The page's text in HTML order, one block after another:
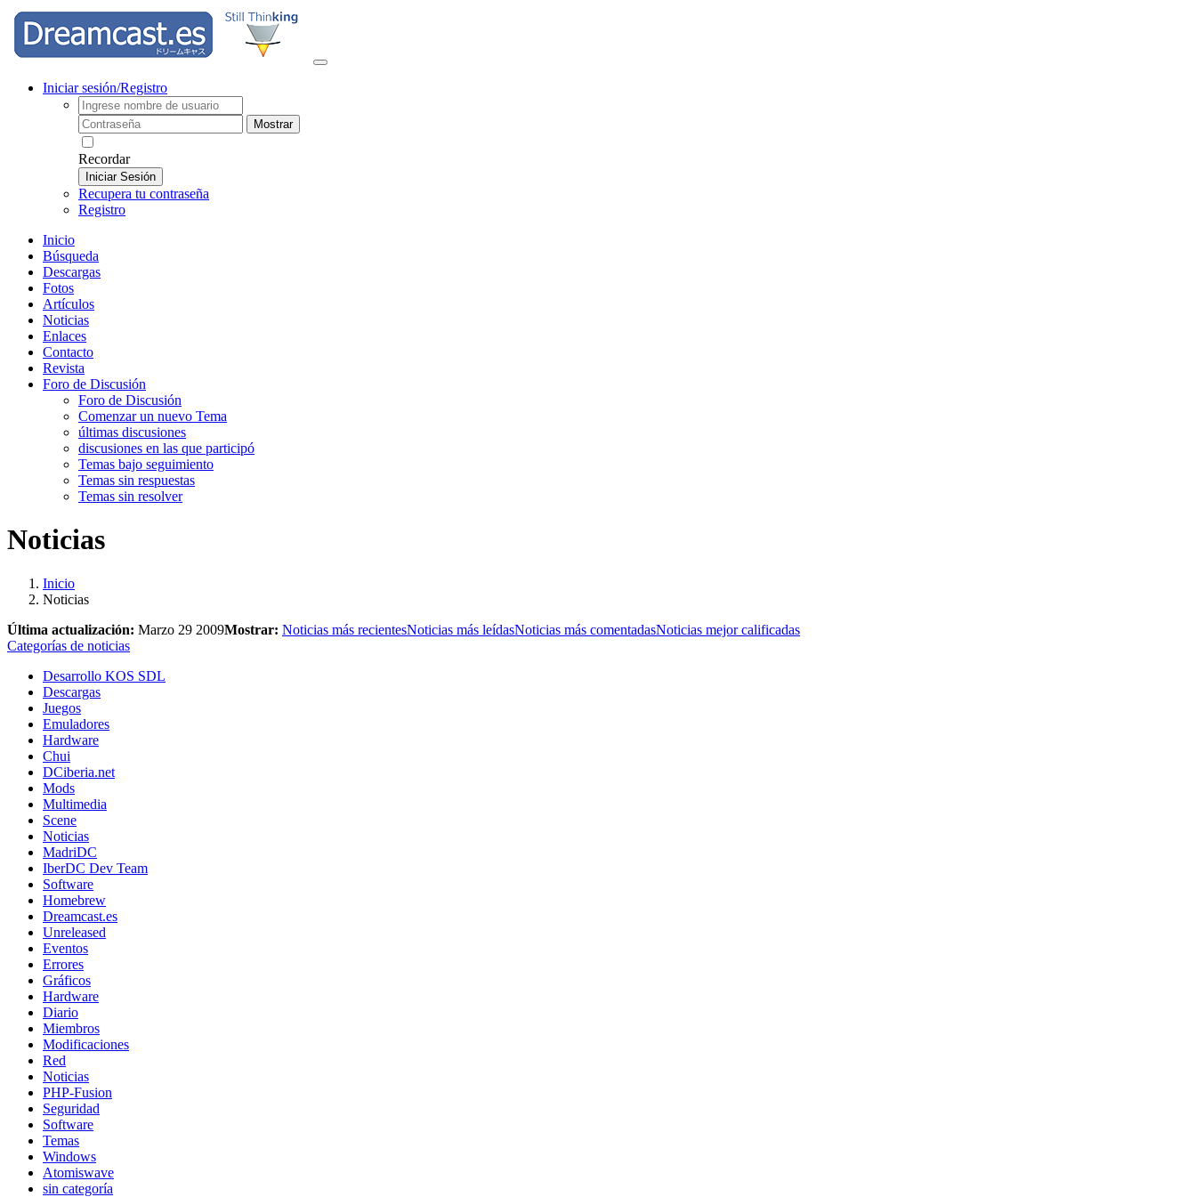
Iniciar sesión/Registro
Mostrar
Recordar
Iniciar Sesión
Recupera tu contraseña
Registro
Inicio
Búsqueda
Descargas
Fotos
Artículos
Noticias
Enlaces
Contacto
Revista
Foro de Discusión
Foro de Discusión
Comenzar un nuevo Tema
últimas discusiones
discusiones en las que participó
Temas bajo seguimiento
Temas sin respuestas
Temas sin resolver
Noticias
Inicio
Noticias
Última actualización: Marzo 29 2009Mostrar: Noticias más recientesNoticias más leídasNoticias más comentadasNoticias mejor calificadas
Categorías de noticias
Desarrollo KOS SDL
Descargas
Juegos
Emuladores
Hardware
Chui
DCiberia.net
Mods
Multimedia
Scene
Noticias
MadriDC
IberDC Dev Team
Software
Homebrew
Dreamcast.es
Unreleased
Eventos
Errores
Gráficos
Hardware
Diario
Miembros
Modificaciones
Red
Noticias
PHP-Fusion
Seguridad
Software
Temas
Windows
Atomiswave
sin categoría